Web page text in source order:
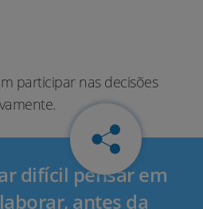
participar nas decisões
difícil pensar em
antes da